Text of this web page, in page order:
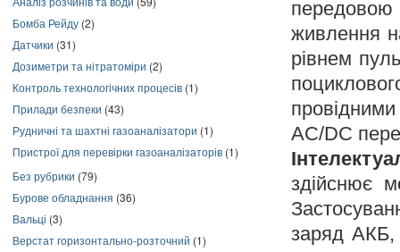
Бомба Рейду (2)
Датчики (31)
Дозиметри та нітратоміри (2)
Контроль технологічних процесів (1)
Прилади безпеки (43)
Рудничні та шахтні газоаналізатори (1)
Пристрої для перевірки газоаналізаторів (1)
Без рубрики (79)
Бурове обладнання (36)
Вальці (3)
Верстат горизонтально-розточний (1)
передовою
живлення
рівнем
AC/DC
здійснює
заряд АКБ,